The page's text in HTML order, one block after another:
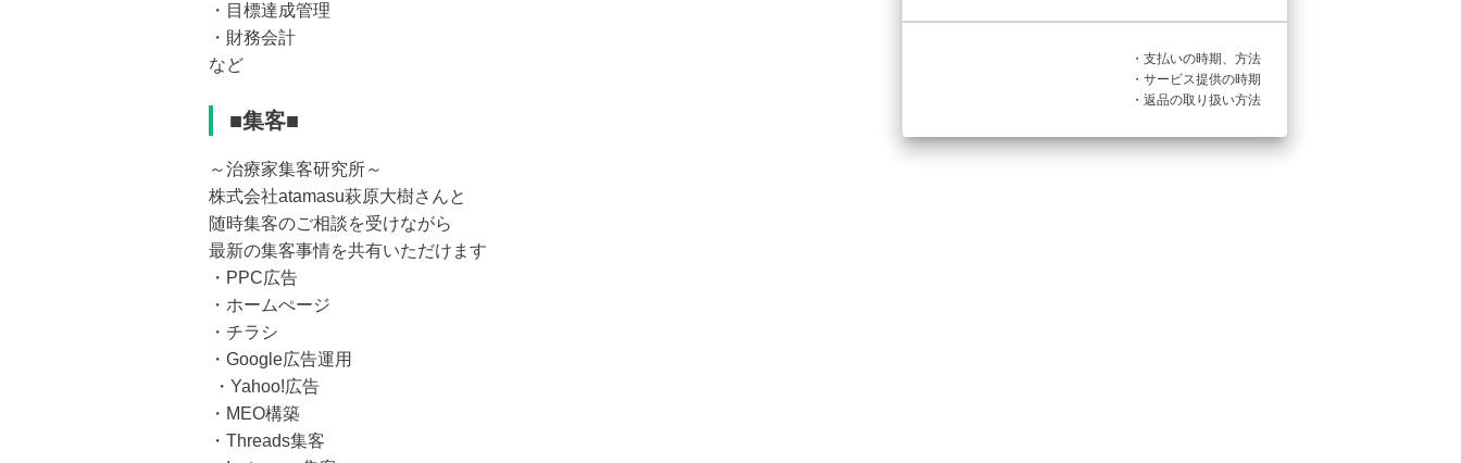
・目標達成管理
・財務会計
など
■集客■
～治療家集客研究所～
株式会社atamasu萩原大樹さんと
随時集客のご相談を受けながら
最新の集客事情を共有いただけます
・PPC広告
・ホームぺージ
・チラシ
・Google広告運用
・Yahoo!広告
・MEO構築
・Threads集客
・支払いの時期、方法
・サービス提供の時期
・返品の取り扱い方法